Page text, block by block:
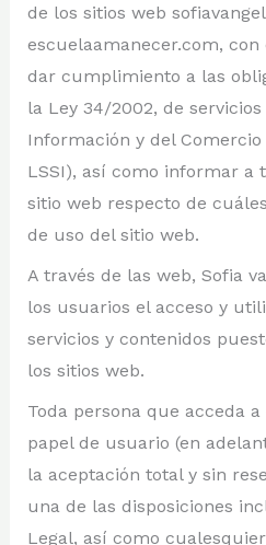
de los sitios web
escuelaamanecer.com,
dar cumplimiento a las
la Ley 34/2002, de
Información y del Comercio
LSSI), así como informar a
sitio web respecto de
de uso del sitio web.
A través de las web, Sofia
los usuarios el acceso y
servicios y contenidos
los sitios web.
Toda persona que acceda
papel de usuario (en
la aceptación total y sin
una de las disposiciones
Legal, así como